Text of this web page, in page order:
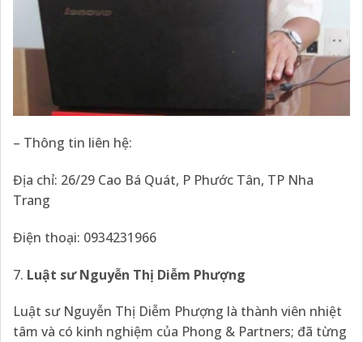
– Thông tin liên hệ:
Địa chỉ: 26/29 Cao Bá Quát, P Phước Tân, TP Nha
Trang
Điện thoại: 0934231966
7. Luật sư Nguyễn Thị Diễm Phượng
Luật sư Nguyễn Thị Diễm Phượng là thành viên nhiệt
tâm và có kinh nghiệm của Phong & Partners; đã từng